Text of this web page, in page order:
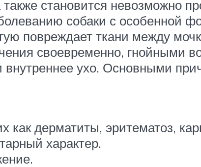
также становится невозможно
собаки с особенной
повреждает ткани между
своевременно, гнойными
внутреннее ухо. Основными
как дерматиты, эритематоз,
характер.